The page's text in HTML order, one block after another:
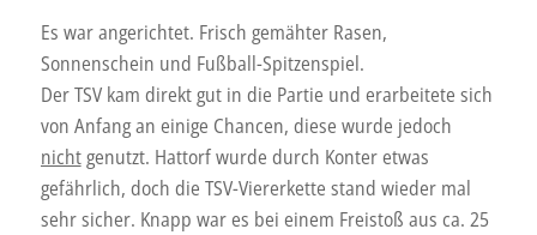
Es war angerichtet. Frisch gemähter Rasen,
Sonnenschein und Fußball-Spitzenspiel.
Der TSV kam direkt gut in die Partie und erarbeitete sich
von Anfang an einige Chancen, diese wurde jedoch
nichtgenutzt. Hattorf wurde durch Konter etwas
gefährlich, doch die TSV-Viererkette stand wieder mal
sehr sicher. Knapp war es bei einem Freistoß aus ca. 25